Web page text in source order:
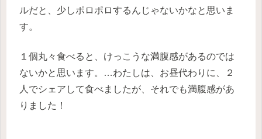
ルだと、少しポロポロするんじゃないかなと思いま
す。
１個丸々食べると、けっこうな満腹感があるのでは
ないかと思います。…わたしは、お昼代わりに、２
人でシェアして食べましたが、それでも満腹感があ
りました！